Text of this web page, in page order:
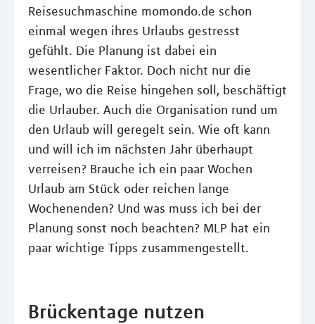
Reisesuchmaschine momondo.de schon
einmal wegen ihres Urlaubs gestresst
gefühlt. Die Planung ist dabei ein
wesentlicher Faktor. Doch nicht nur die
Frage, wo die Reise hingehen soll, beschäftigt
die Urlauber. Auch die Organisation rund um
den Urlaub will geregelt sein. Wie oft kann
und will ich im nächsten Jahr überhaupt
verreisen? Brauche ich ein paar Wochen
Urlaub am Stück oder reichen lange
Wochenenden? Und was muss ich bei der
Planung sonst noch beachten? MLP hat ein
paar wichtige Tipps zusammengestellt.
Brückentage nutzen